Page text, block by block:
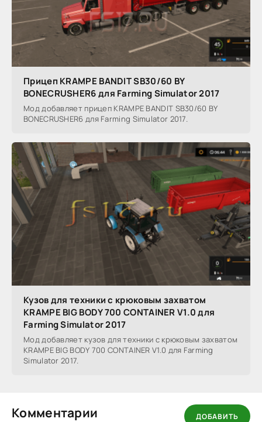
Прицеп KRAMPE BANDIT SB30/60 BY
BONECRUSHER6 для Farming Simulator 2017
Мод добавляет прицеп KRAMPE BANDIT SB30/60 BY
BONECRUSHER6 для Farming Simulator 2017.
Кузов для техники с крюковым захватом
KRAMPE BIG BODY 700 CONTAINER V1.0 для
Farming Simulator 2017
Мод добавляет кузов для техники с крюковым захватом
KRAMPE BIG BODY 700 CONTAINER V1.0 для Farming
Simulator 2017.
Комментарии ДОБАВИТЬ